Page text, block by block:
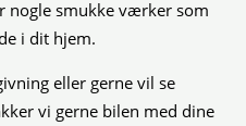
nogle smukke værker som
i dit hjem.
eller gerne vil se
vi gerne bilen med dine